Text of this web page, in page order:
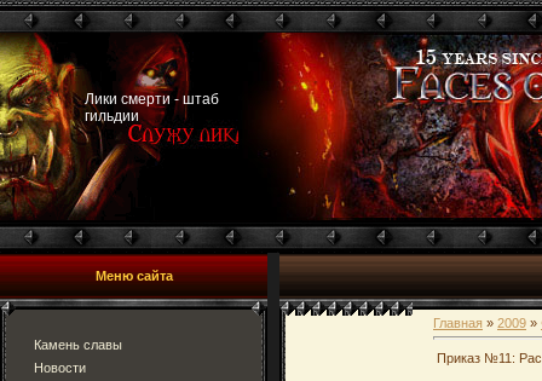
Лики смерти - штаб
гильдии
Меню сайта
Камень славы
Новости
Главная » 2009 »
Приказ №11: